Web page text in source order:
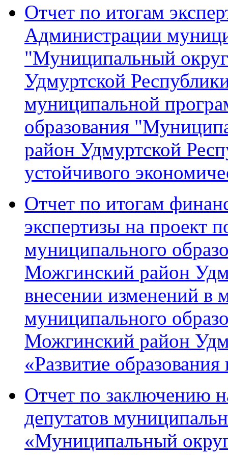
Отчет по итогам
Администрации
"Муниципальный
Удмуртской
муниципальной
образования
район Удмуртской
устойчивого
Отчет по итогам
экспертизы на проект
муниципального
Можгинский район
внесении изменений
муниципального
Можгинский район
«Развитие
Отчет по заключению
депутатов
«Муниципальный